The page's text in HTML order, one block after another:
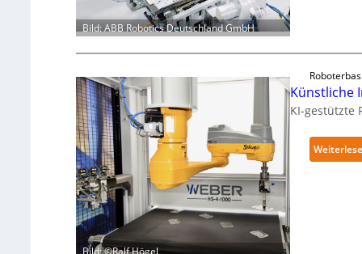
Bild: ABB Robotics Deutschland GmbH
Künstliche
KI-gestützte